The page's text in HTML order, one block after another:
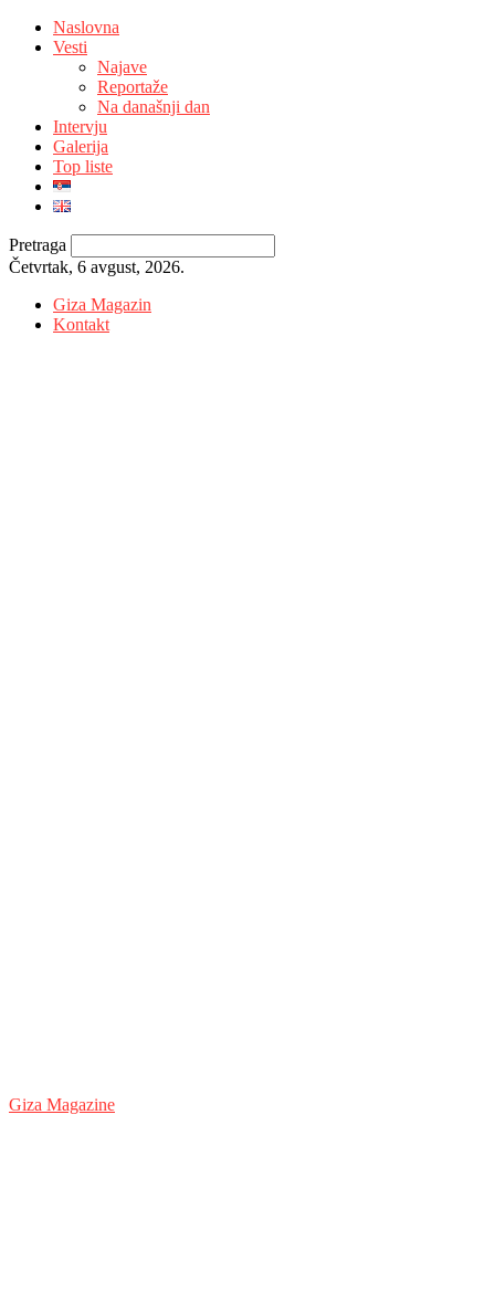
Naslovna
Vesti
Najave
Reportaže
Na današnji dan
Intervju
Galerija
Top liste
Pretraga
Četvrtak, 6 avgust, 2026.
Giza Magazin
Kontakt
Giza Magazine